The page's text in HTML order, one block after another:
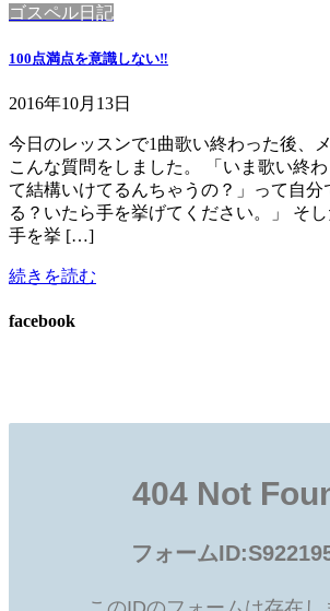
ゴスペル日記
100点満点を意識しない‼
2016年10月13日
今日のレッスンで1曲歌い終わった後、
こんな質問をしました。 「いま歌い終
て結構いけてるんちゃうの？」って自分
る？いたら手を挙げてください。」 そ
手を挙 […]
続きを読む
facebook